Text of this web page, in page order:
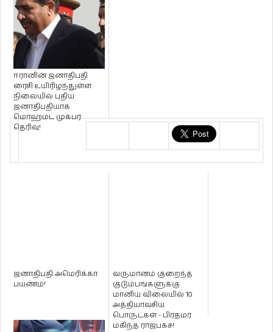
ஈரானின் ஜனாதிபதி
ரைசி உயிரிழந்துள்ள
நிலையில் புதிய
ஜனாதிபதியாக
மொஹமட் முக்பர்
தெரிவு!
ஜனாதிபதி அமெரிக்கா
பயணம்!
வருமானம் குறைந்த
குடும்பங்களுக்கு
மானிய விலையில் 10
அத்தியாவசிய
பொருட்கள் - பிரதமர்
மகிந்த ராஜபக்ச!